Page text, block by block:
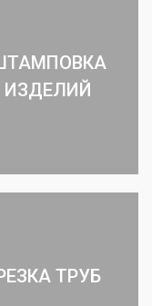
ИЗДЕЛИЙ
ТРУБ